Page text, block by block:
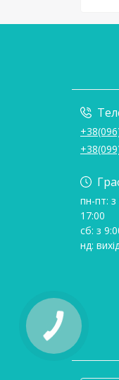
пн-пт:
17:00
сб: з
нд: